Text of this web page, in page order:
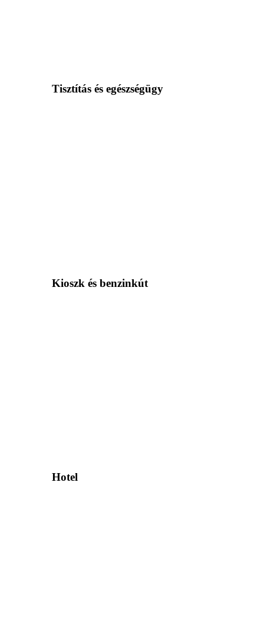
Tisztítás és egészségügy
Kioszk és benzinkút
Hotel